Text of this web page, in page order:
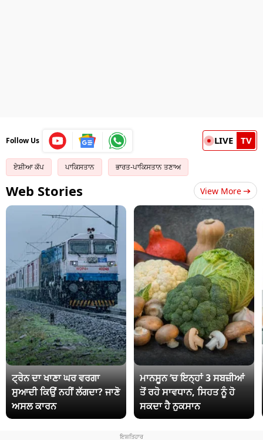
Follow Us LIVE TV
ਏਸ਼ੀਆ ਕੱਪ ਪਾਕਿਸਤਾਨ ਭਾਰਤ-ਪਾਕਿਸਤਾਨ ਤਣਾਅ
Web Stories View More
ਟ੍ਰੇਨ ਦਾ ਖਾਣਾ ਘਰ ਵਰਗਾ
ਸੁਆਦੀ ਕਿਉਂ ਨਹੀਂ ਲੱਗਦਾ? ਜਾਣੋ
ਅਸਲ ਕਾਰਨ
ਮਾਨਸੂਨ ‘ਚ ਇਨ੍ਹਾਂ 3 ਸਬਜ਼ੀਆਂ
ਤੋਂ ਰਹੋ ਸਾਵਧਾਨ, ਸਿਹਤ ਨੂੰ ਹੋ
ਸਕਦਾ ਹੈ ਨੁਕਸਾਨ